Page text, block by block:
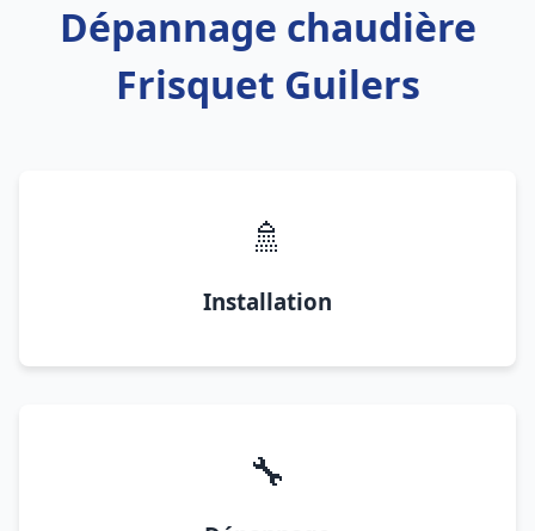
Dépannage chaudière
Frisquet Guilers
🚿
Installation
🔧